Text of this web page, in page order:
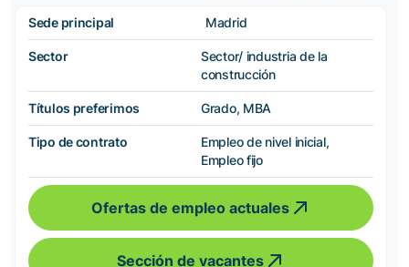
Sede principal Madrid
Sector
Sector/ industria de la
construcción
Títulos preferimos Grado, MBA
Tipo de contrato
Empleo de nivel inicial,
Empleo fijo
Ofertas de empleo actuales
Sección de vacantes